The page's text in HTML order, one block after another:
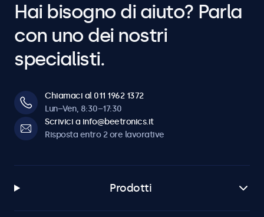
Hai bisogno di aiuto? Parla
con uno dei nostri
specialisti.
Chiamaci al 011 1962 1372
Lun–Ven, 8:30–17:30
Scrivici a info@beetronics.it
Risposta entro 2 ore lavorative
Prodotti